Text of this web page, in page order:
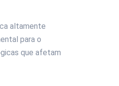
altamente
para o
que afetam